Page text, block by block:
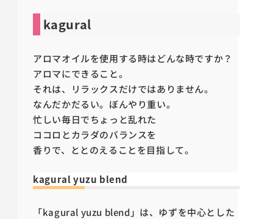
kagural
アロマオイルを使用する時はどんな時ですか？
アロマにできること。
それは、リラックスだけではありません。
なんだかだるい。ぼんやり重い。
忙しい毎日でちょっと乱れた
ココロとカラダのバランスを
香りで、ととのえることを目指して。
kagural yuzu blend
「kagural yuzu blend」は、ゆずを中心とした